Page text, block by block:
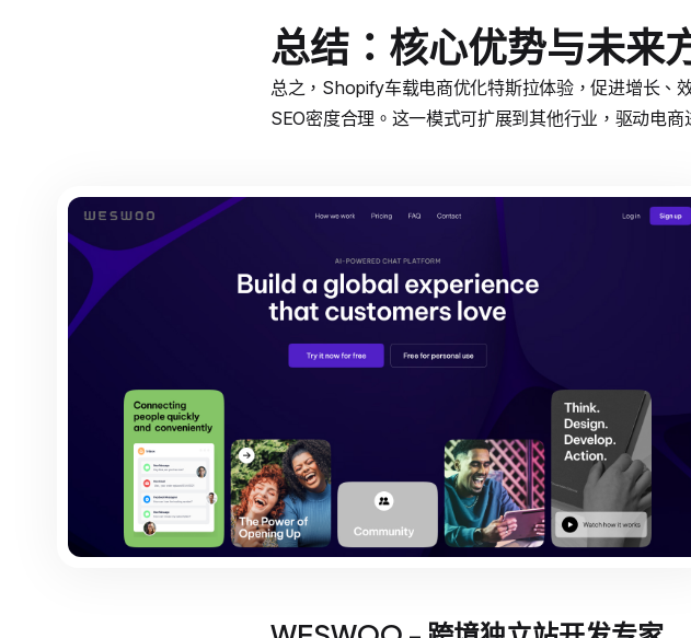
总结：核心优势与未来
总之，Shopify车载电商优化特斯拉体验，促进增长、
SEO密度合理。这一模式可扩展到其他行业，驱动电商